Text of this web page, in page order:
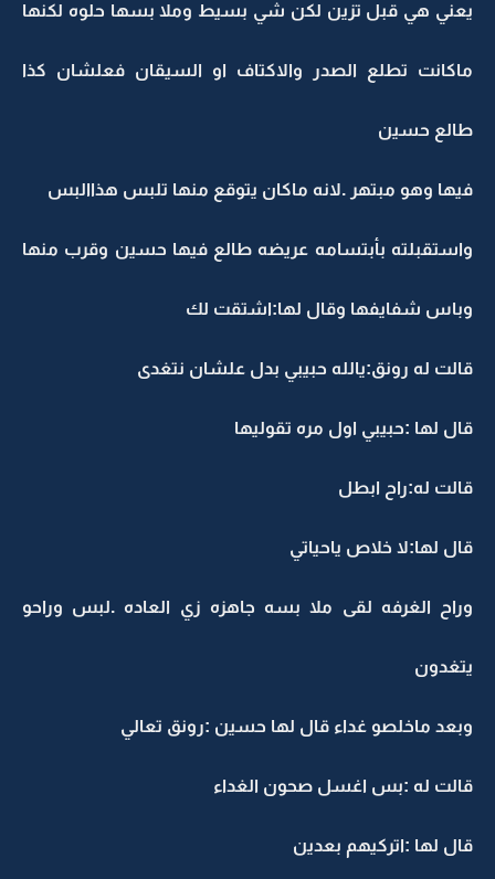
يعني هي قبل تزين لكن شي بسيط وملا بسها حلوه لكنها
ماكانت تطلع الصدر والاكتاف او السيقان فعلشان كذا
طالع حسين
فيها وهو مبتهر .لانه ماكان يتوقع منها تلبس هذاالبس
واستقبلته بأبتسامه عريضه طالع فيها حسين وقرب منها
وباس شفايفها وقال لها:اشتقت لك
قالت له رونق:يالله حبيبي بدل علشان نتغدى
قال لها :حبيبي اول مره تقوليها
قالت له:راح ابطل
قال لها:لا خلاص ياحياتي
وراح الغرفه لقى ملا بسه جاهزه زي العاده .لبس وراحو
يتغدون
وبعد ماخلصو غداء قال لها حسين :رونق تعالي
قالت له :بس اغسل صحون الغداء
قال لها :اتركيهم بعدين